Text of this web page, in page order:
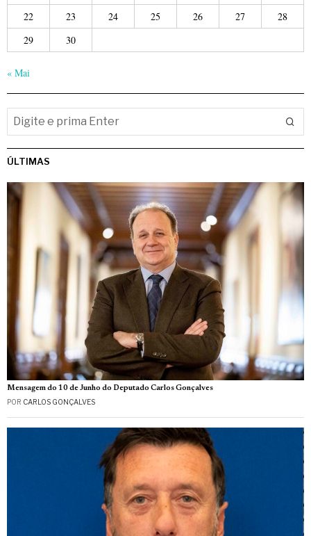
22
23 24 25 26 27
28
29
30
« Mai
ÚLTIMAS
Mensagem do 10 de Junho do Deputado Carlos Gonçalves
POR CARLOS GONÇALVES